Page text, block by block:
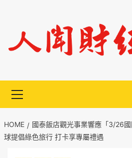
content
Menu
HOME
國泰飯店觀光事業響應「3/26
球提倡綠色旅行 打卡享專屬禮遇